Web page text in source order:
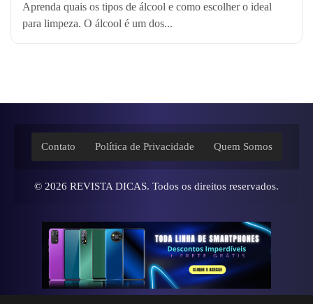
Aprenda quais os tipos de álcool e como escolher o ideal
para limpeza. O álcool é um dos...
Contato Política de Privacidade Quem Somos
© 2026 REVISTA DICAS. Todos os direitos reservados.